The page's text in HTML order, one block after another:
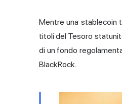
Mentre una stablecoin
titoli del Tesoro
di un fondo
BlackRock.